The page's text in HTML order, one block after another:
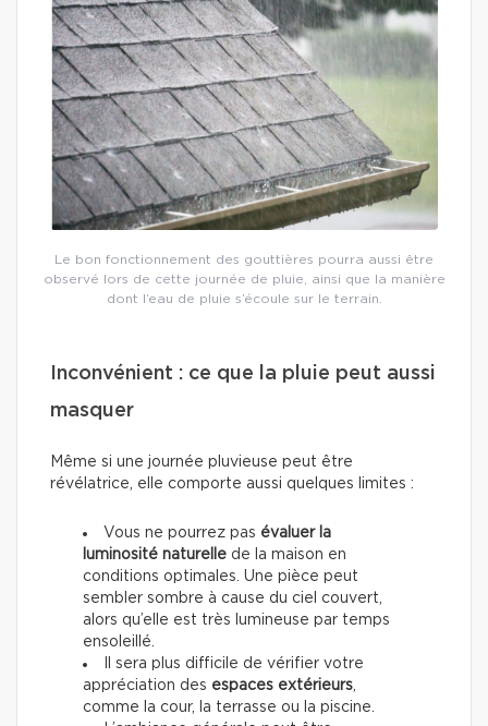
Le bon fonctionnement des gouttières pourra aussi être
observé lors de cette journée de pluie, ainsi que la manière
dont l’eau de pluie s’écoule sur le terrain.
Inconvénient : ce que la pluie peut aussi
masquer
Même si une journée pluvieuse peut être
révélatrice, elle comporte aussi quelques limites :
Vous ne pourrez pas évaluer la
luminosité naturelle de la maison en
conditions optimales. Une pièce peut
sembler sombre à cause du ciel couvert,
alors qu’elle est très lumineuse par temps
ensoleillé.
Il sera plus difficile de vérifier votre
appréciation des espaces extérieurs,
comme la cour, la terrasse ou la piscine.